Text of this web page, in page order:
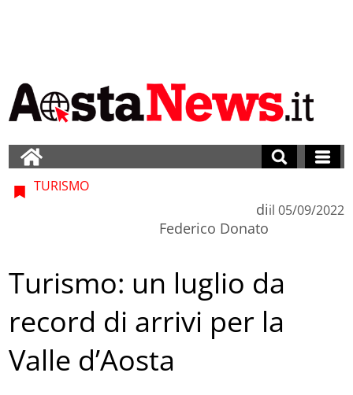
TURISMO
di
Federico Donato
il 05/09/2022
Turismo: un luglio da
record di arrivi per la
Valle d’Aosta